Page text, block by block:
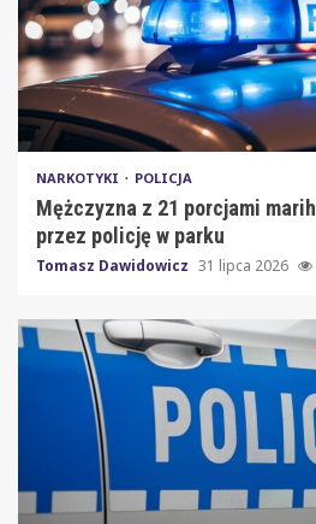
NARKOTYKI POLICJA
Mężczyzna z 21 porcjami
przez policję w parku
Tomasz Dawidowicz 31 lipca 2026